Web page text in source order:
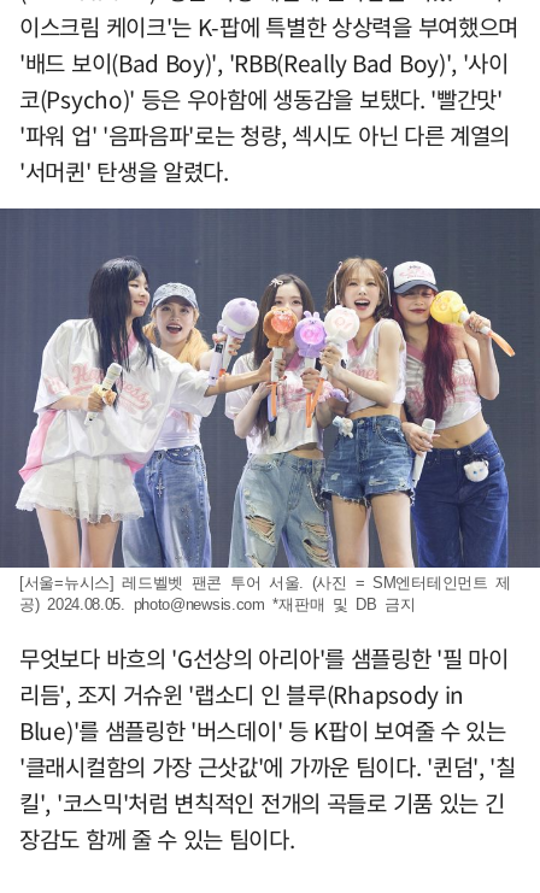
이스크림 케이크'는 K-팝에 특별한 상상력을 부여했으며
'배드 보이(Bad Boy)', 'RBB(Really Bad Boy)', '사이
코(Psycho)' 등은 우아함에 생동감을 보탰다. '빨간맛'
'파워 업' '음파음파'로는 청량, 섹시도 아닌 다른 계열의
'서머퀸' 탄생을 알렸다.
[서울=뉴시스] 레드벨벳 팬콘 투어 서울. (사진 = SM엔터테인먼트 제
공) 2024.08.05. photo@newsis.com *재판매 및 DB 금지
무엇보다 바흐의 'G선상의 아리아'를 샘플링한 '필 마이
리듬', 조지 거슈윈 '랩소디 인 블루(Rhapsody in
Blue)'를 샘플링한 '버스데이' 등 K팝이 보여줄 수 있는
'클래시컬함의 가장 근삿값'에 가까운 팀이다. '퀸덤', '칠
킬', '코스믹'처럼 변칙적인 전개의 곡들로 기품 있는 긴
장감도 함께 줄 수 있는 팀이다.